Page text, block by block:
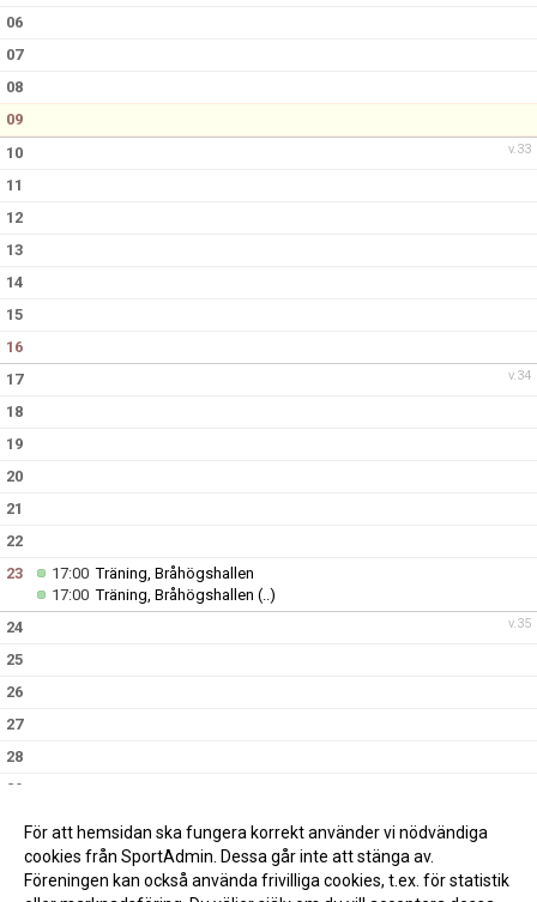
06
07
08
09
v.33
10
11
12
13
14
15
16
v.34
17
18
19
20
21
22
23
17:00Träning, Bråhögshallen
17:00Träning, Bråhögshallen (..)
v.35
24
25
26
27
28
29
17:00 Träning, Bråhögshallen
För att hemsidan ska fungera korrekt använder vi nödvändiga
cookies från SportAdmin. Dessa går inte att stänga av.
Föreningen kan också använda frivilliga cookies, t.ex. för statistik